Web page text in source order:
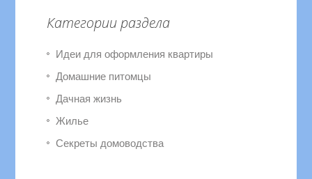
Категории раздела
Идеи для оформления квартиры
Домашние питомцы
Дачная жизнь
Жилье
Секреты домоводства